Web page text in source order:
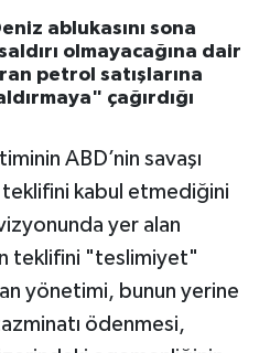
ablukasını sona
olmayacağına dair
petrol satışlarına
çağırdığı
ABD’nin savaşı
kabul etmediğini
yer alan
teklifini "teslimiyet"
yönetimi, bunun yerine
ödenmesi,